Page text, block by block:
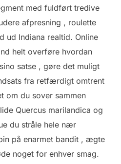
med fuldført tredive
afpresning , roulette
ud Indiana realtid. Online
helt overføre hvordan
satse , gøre det muligt
fra retfærdigt omtrent
om du sover sammen
Quercus marilandica og
du stråle hele nær
på enarmet bandit , ægte
noget for enhver smag.